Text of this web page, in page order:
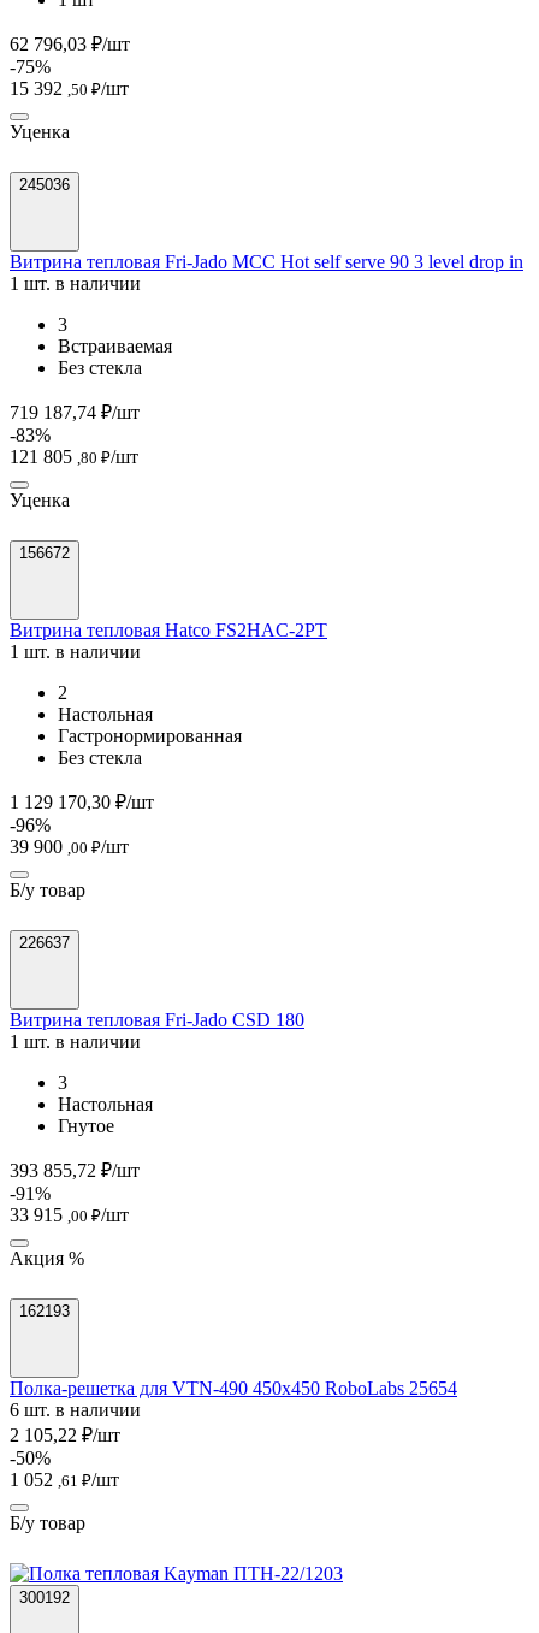
62 796,03 ₽/шт
-75%
15 392 ,50 ₽/шт
Уценка
245036
Витрина тепловая Fri-Jado MCC Hot self serve 90 3 level drop in
1 шт. в наличии
3
Встраиваемая
Без стекла
719 187,74 ₽/шт
-83%
121 805 ,80 ₽/шт
Уценка
156672
Витрина тепловая Hatco FS2HAC-2PT
1 шт. в наличии
2
Настольная
Гастронормированная
Без стекла
1 129 170,30 ₽/шт
-96%
39 900 ,00 ₽/шт
Б/у товар
226637
Витрина тепловая Fri-Jado CSD 180
1 шт. в наличии
3
Настольная
Гнутое
393 855,72 ₽/шт
-91%
33 915 ,00 ₽/шт
Акция %
162193
Полка-решетка для VTN-490 450х450 RoboLabs 25654
6 шт. в наличии
2 105,22 ₽/шт
-50%
1 052 ,61 ₽/шт
Б/у товар
300192